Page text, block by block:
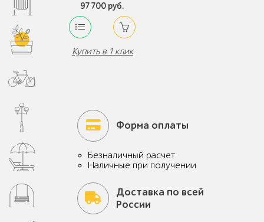
97 700 руб.
Купить в 1 клик
Форма оплаты
Безналичный расчет
Наличные при получении
Доставка по всей
России